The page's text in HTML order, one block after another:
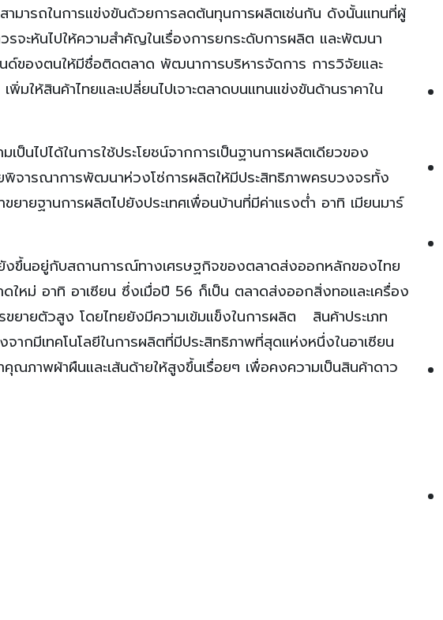
มารถในการแข่งขันด้วยการลดต้นทุนการผลิตเช่นกัน ดังนั้นแทนที่ผู้
รจะหันไปให้ความสําคัญในเรื่องการยกระดับการผลิต และพัฒนา
ด์ของตนให้มีชื่อติดตลาด พัฒนาการบริหารจัดการ การวิจัยและ
ให้สินค้าไทยและเปลี่ยนไปเจาะตลาดบนแทนแข่งขันด้านราคาใน
นไปได้ในการใช้ประโยชน์จากการเป็นฐานการผลิตเดียวของ
ยพิจารณาการพัฒนาห่วงโซ่การผลิตให้มีประสิทธิภาพครบวงจรทั้ง
ายฐานการผลิตไปยังประเทศเพื่อนบ้านที่มีค่าแรงต่ำ อาทิ เมียนมาร์
ขึ้นอยู่กับสถานการณ์ทางเศรษฐกิจของตลาดส่งออกหลักของไทย
ใหม่ อาทิ อาเซียน ซึ่งเมื่อปี 56 ก็เป็น ตลาดส่งออกสิ่งทอและเครื่อง
ยายตัวสูง โดยไทยยังมีความเข้มแข็งในการผลิต สินค้าประเภท
จากมีเทคโนโลยีในการผลิตที่มีประสิทธิภาพที่สุดแห่งหนึ่งในอาเซียน
ณภาพผ้าผืนและเส้นด้ายให้สูงขึ้นเรื่อยๆ เพื่อคงความเป็นสินค้าดาว